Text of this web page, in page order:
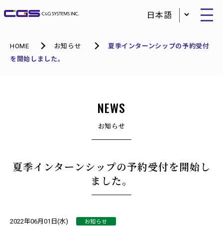
HOME お知らせ
夏季インターンシップの予約受付
を開始しました。
NEWS
お知らせ
夏季インターンシップの予約受付を開始し
ました。
2022年06月01日(水) お知らせ